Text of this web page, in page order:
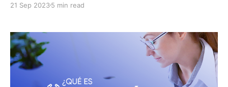
artículo entenderemos a qué hacen referencia las
formato. ¿Qué quiere decir SOAP? SOAP en
21 Sep 20235 min read